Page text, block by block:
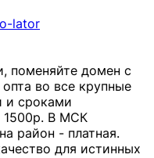
lator
поменяйте домен с
во все крупные
и сроками
1500р. В МСК
район - платная.
для истинных